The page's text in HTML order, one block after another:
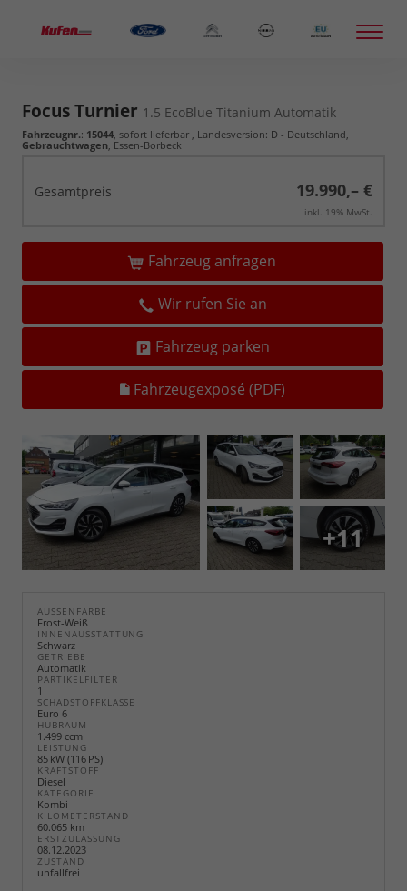
Focus Turnier 1.5 EcoBlue Titanium Automatik
Fahrzeugnr.: 15044, sofort lieferbar , Landesversion: D - Deutschland,
Gebrauchtwagen, Essen-Borbeck
Gesamtpreis 19.990,– €
inkl. 19% MwSt.
Fahrzeug anfragen
Wir rufen Sie an
Fahrzeug parken
Fahrzeugexposé (PDF)
+11
AUSSENFARBE
Frost-Weiß
INNENAUSSTATTUNG
Schwarz
GETRIEBE
Automatik
PARTIKELFILTER
1
SCHADSTOFFKLASSE
Euro 6
HUBRAUM
1.499 ccm
LEISTUNG
85 kW (116 PS)
KRAFTSTOFF
Diesel
KATEGORIE
Kombi
KILOMETERSTAND
60.065 km
ERSTZULASSUNG
08.12.2023
ZUSTAND
unfallfrei